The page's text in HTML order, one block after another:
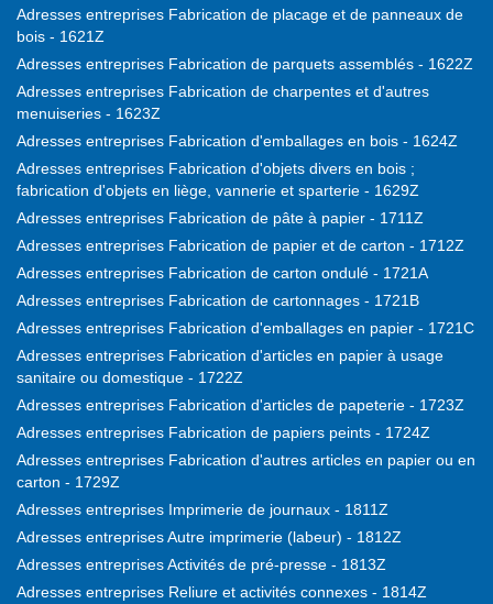
Adresses entreprises Fabrication de placage et de panneaux de
bois - 1621Z
Adresses entreprises Fabrication de parquets assemblés - 1622Z
Adresses entreprises Fabrication de charpentes et d'autres
menuiseries - 1623Z
Adresses entreprises Fabrication d'emballages en bois - 1624Z
Adresses entreprises Fabrication d'objets divers en bois ;
fabrication d'objets en liège, vannerie et sparterie - 1629Z
Adresses entreprises Fabrication de pâte à papier - 1711Z
Adresses entreprises Fabrication de papier et de carton - 1712Z
Adresses entreprises Fabrication de carton ondulé - 1721A
Adresses entreprises Fabrication de cartonnages - 1721B
Adresses entreprises Fabrication d'emballages en papier - 1721C
Adresses entreprises Fabrication d'articles en papier à usage
sanitaire ou domestique - 1722Z
Adresses entreprises Fabrication d'articles de papeterie - 1723Z
Adresses entreprises Fabrication de papiers peints - 1724Z
Adresses entreprises Fabrication d'autres articles en papier ou en
carton - 1729Z
Adresses entreprises Imprimerie de journaux - 1811Z
Adresses entreprises Autre imprimerie (labeur) - 1812Z
Adresses entreprises Activités de pré-presse - 1813Z
Adresses entreprises Reliure et activités connexes - 1814Z